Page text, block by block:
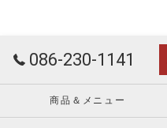
086-230-1141
商品＆メニュー